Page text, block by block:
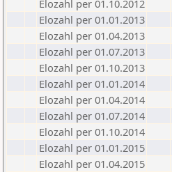
Elozahl per 01.10.2012
Elozahl per 01.01.2013
Elozahl per 01.04.2013
Elozahl per 01.07.2013
Elozahl per 01.10.2013
Elozahl per 01.01.2014
Elozahl per 01.04.2014
Elozahl per 01.07.2014
Elozahl per 01.10.2014
Elozahl per 01.01.2015
Elozahl per 01.04.2015